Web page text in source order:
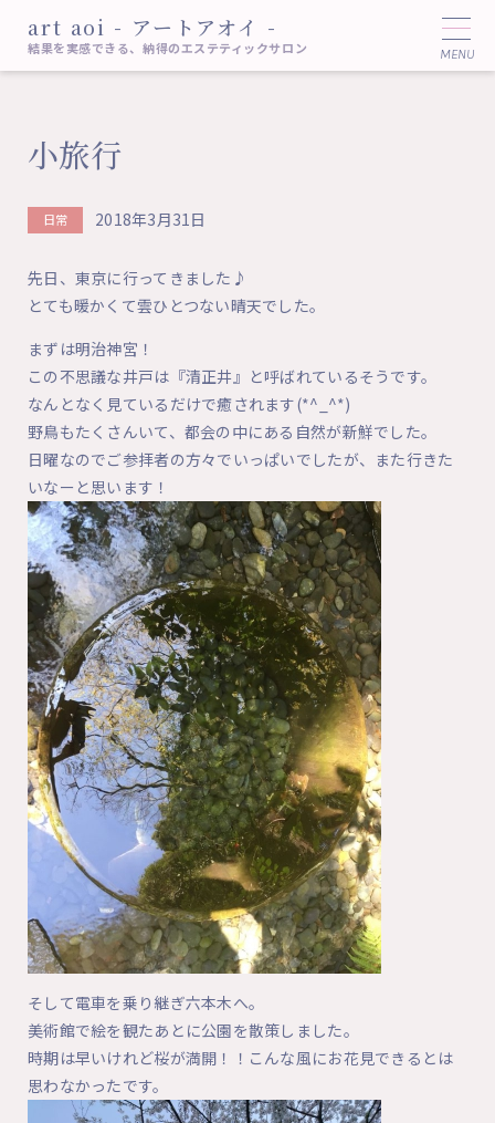
art aoi - アートアオイ -
結果を実感できる、納得のエステティックサロン
小旅行
日常 2018年3月31日
先日、東京に行ってきました♪
とても暖かくて雲ひとつない晴天でした。
まずは明治神宮！
この不思議な井戸は『清正井』と呼ばれているそうです。
なんとなく見ているだけで癒されます(*^_^*)
野鳥もたくさんいて、都会の中にある自然が新鮮でした。
日曜なのでご参拝者の方々でいっぱいでしたが、また行きた
いなーと思います！
そして電車を乗り継ぎ六本木へ。
美術館で絵を観たあとに公園を散策しました。
時期は早いけれど桜が満開！！こんな風にお花見できるとは
思わなかったです。